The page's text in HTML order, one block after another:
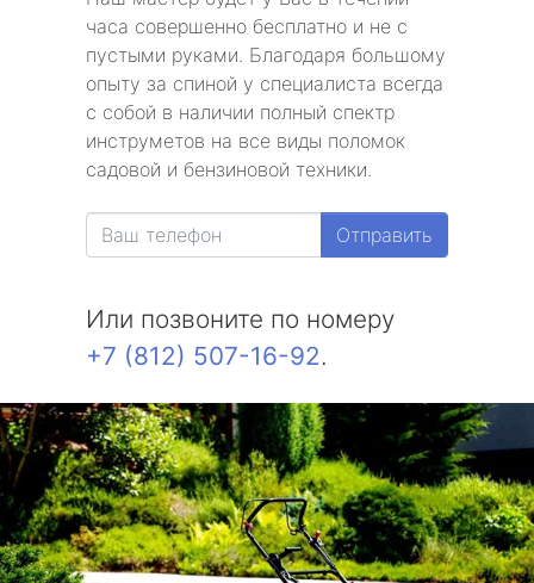
часа совершенно бесплатно и не с
пустыми руками. Благодаря большому
опыту за спиной у специалиста всегда
с собой в наличии полный спектр
инструметов на все виды поломок
садовой и бензиновой техники.
Отправить
Или позвоните по номеру
+7 (812) 507-16-92.